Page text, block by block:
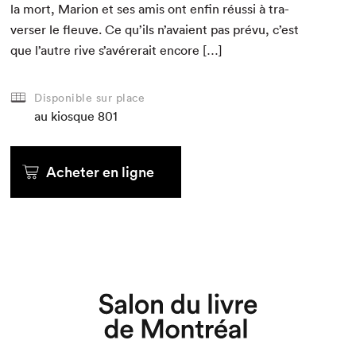
Que cherchez-vous?
la mort, Mar­i­on et ses amis ont enfin réus­si à tra­
vers­er le fleuve. Ce qu’ils n’avaient pas prévu, c’est
que l’autre rive s’avérerait encore […]
Disponible sur place
au kiosque 801
Acheter en ligne